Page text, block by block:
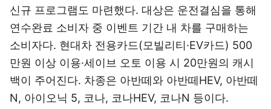
신규 프로그램도 마련했다. 대상은 운전결심을 통해
연수완료 소비자 중 이벤트 기간 내 차를 구매하는
소비자다. 현대차 전용카드(모빌리티·EV카드) 500
만원 이상 이용·세이브 오토 이용 시 20만원의 캐시
백이 주어진다. 차종은 아반떼와 아반떼HEV, 아반떼
N, 아이오닉 5, 코나, 코나HEV, 코나N 등이다.